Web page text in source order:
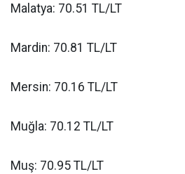
Malatya: 70.51 TL/LT
Mardin: 70.81 TL/LT
Mersin: 70.16 TL/LT
Muğla: 70.12 TL/LT
Muş: 70.95 TL/LT